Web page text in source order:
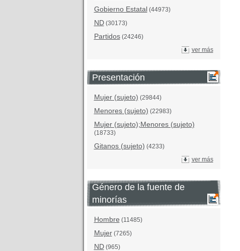
Gobierno Estatal (44973)
ND(30173)
Partidos(24246)
ver más
Presentación
Mujer (sujeto) (29844)
Menores (sujeto) (22983)
Mujer (sujeto);Menores (sujeto)
(18733)
Gitanos (sujeto) (4233)
ver más
Género de la fuente de
minorías
Hombre (11485)
Mujer(7265)
ND(965)